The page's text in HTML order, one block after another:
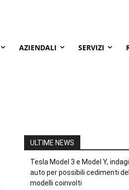
AZIENDALI SERVIZI
ULTIME NEWS
Tesla Model 3 e Model Y,
auto per possibili cedimenti
modelli coinvolti